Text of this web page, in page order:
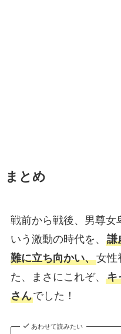
まとめ
戦前から戦後、男尊女
いう激動の時代を、 謙
難に立ち向かい、女性
た、まさにこれぞ、 キ
さんでした！
あわせて読みたい